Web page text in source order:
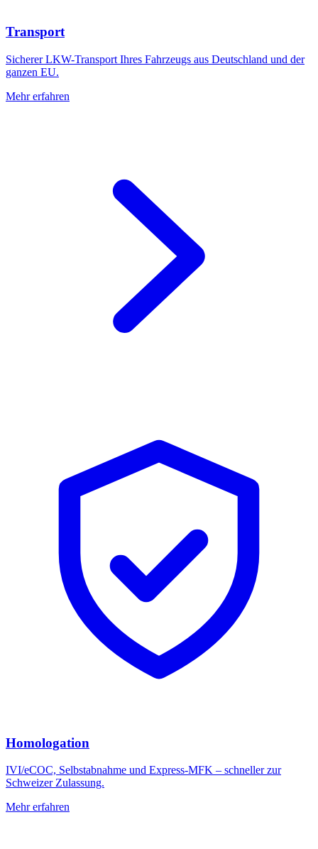
Transport
Sicherer LKW-Transport Ihres Fahrzeugs aus Deutschland und der
ganzen EU.
Mehr erfahren
Homologation
IVI/eCOC, Selbstabnahme und Express-MFK – schneller zur
Schweizer Zulassung.
Mehr erfahren